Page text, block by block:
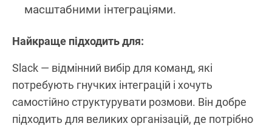
масштабними інтеграціями.
Найкраще підходить для:
Slack — відмінний вибір для команд, які
потребують гнучких інтеграцій і хочуть
самостійно структурувати розмови. Він добре
підходить для великих організацій, де потрібно